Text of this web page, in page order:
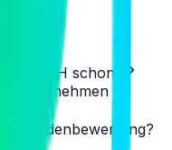
GmbH schon?
Unternehmen
Kundenbewertung?